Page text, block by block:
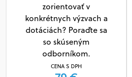
zorientovať v
konkrétnych výzvach a
dotáciách? Poraďte sa
so skúseným
odborníkom.
CENA S DPH